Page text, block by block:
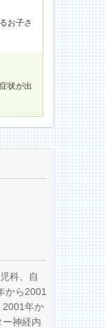
お子さ
状が出
科、自
から2001
2001年か
神経内